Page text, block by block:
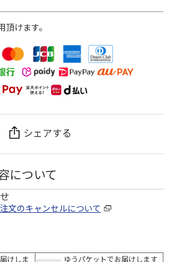
けます。
シェアする
について
注文のキャンセルについて
けしま
ゆうパケットでお届けします